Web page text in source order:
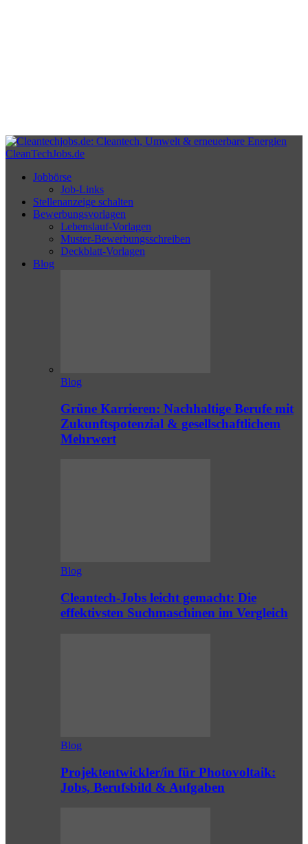
CleanTechJobs.de
Jobbörse
Job-Links
Stellenanzeige schalten
Bewerbungsvorlagen
Lebenslauf-Vorlagen
Muster-Bewerbungsschreiben
Deckblatt-Vorlagen
Blog
Blog
Grüne Karrieren: Nachhaltige Berufe mit
Zukunftspotenzial & gesellschaftlichem
Mehrwert
Blog
Cleantech-Jobs leicht gemacht: Die
effektivsten Suchmaschinen im Vergleich
Blog
Projektentwickler/in für Photovoltaik:
Jobs, Berufsbild & Aufgaben